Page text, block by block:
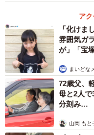
奥行約115cmの火葬炉に入る
ス）
ア
「化けま
雰囲気ガ
が」「宝
まいどな
72歳父、
母と2人
分刻み…
山岡 もと